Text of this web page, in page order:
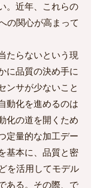
。近年、これらの
の関心が高まって
たらないという現
に品質の決め手に
ンサが少ないこと
動化を進めるのは
化の道を開くため
定量的な加工デー
基本に、品質と密
を活用してモデル
ある。その際、で